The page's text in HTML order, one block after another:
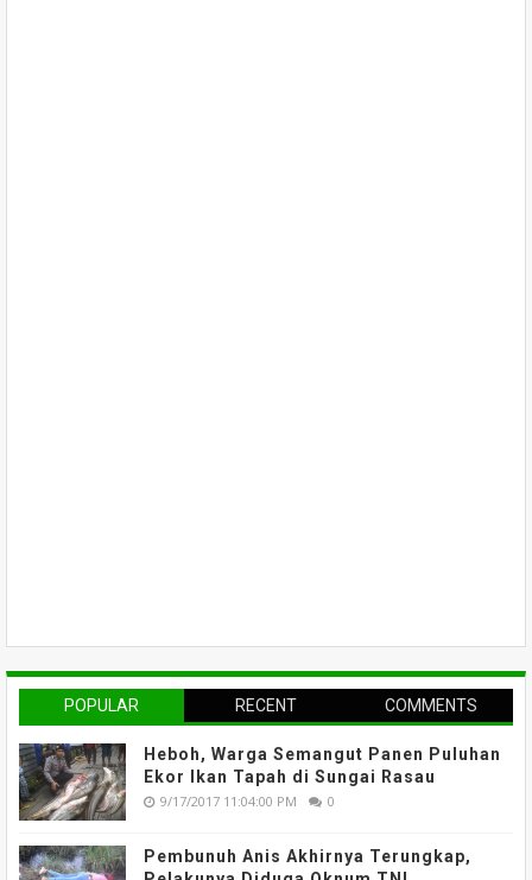
POPULAR RECENT COMMENTS
Heboh, Warga Semangut Panen Puluhan
Ekor Ikan Tapah di Sungai Rasau
9/17/2017 11:04:00 PM 0
Pembunuh Anis Akhirnya Terungkap,